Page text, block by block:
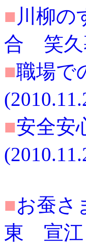
■ 川柳の
合 笑久
■職場で
■安全安
■お蚕さ
東 宣江